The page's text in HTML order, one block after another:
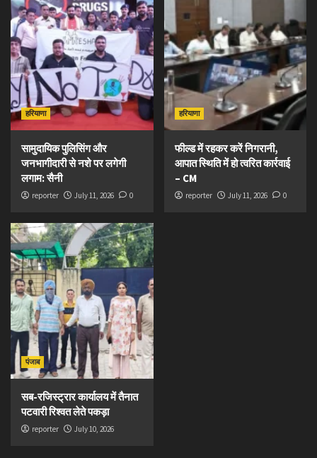
हरियाणा
सामुदायिक पुलिसिंग और
जनभागीदारी से नशे पर लगेगी
लगाम: सैनी
reporter July 11, 2026 0
हरियाणा
फील्ड में रहकर करें निगरानी,
आपात स्थिति में हो त्वरित कार्रवाई
– CM
reporter July 11, 2026 0
पंजाब
सब-रजिस्ट्रार कार्यालय में तैनात
पटवारी रिश्वत लेते पकड़ा
reporter July 10, 2026